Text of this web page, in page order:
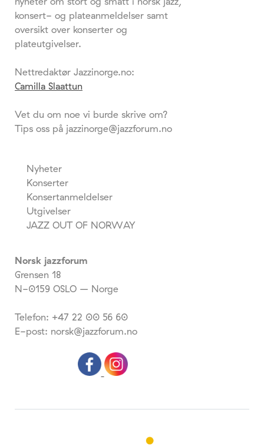
konsert- og plateanmeldelser samt
oversikt over konserter og
plateutgivelser.
Nettredaktør Jazzinorge.no:
Camilla Slaattun
Vet du om noe vi burde skrive om?
Tips oss på jazzinorge@jazzforum.no
Nyheter
Konserter
Konsertanmeldelser
Utgivelser
JAZZ OUT OF NORWAY
Norsk jazzforum
Grensen 18
N-0159 OSLO – Norge
Telefon: +47 22 00 56 60
E-post: norsk@jazzforum.no